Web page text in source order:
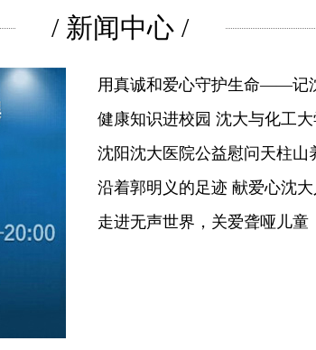
/ 新闻中心 /
用真诚和爱心守护生命——记
健康知识进校园 沈大与化工
沈阳沈大医院公益慰问天柱山
沿着郭明义的足迹 献爱心沈
走进无声世界，关爱聋哑儿童